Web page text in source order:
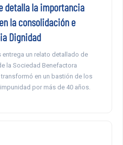
detalla la importancia
la consolidación e
Dignidad
entrega un relato detallado de
la Sociedad Benefactora
en un bastión de los
por más de 40 años.